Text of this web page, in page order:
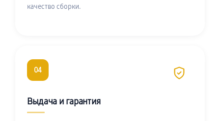
качество сборки.
04
Выдача и гарантия